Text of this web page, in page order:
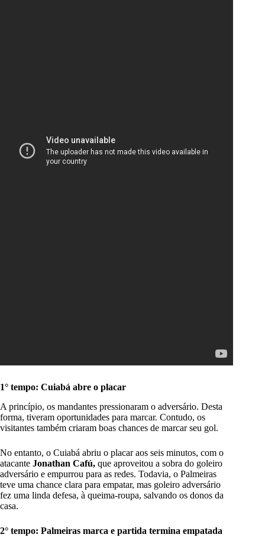
1° tempo: Cuiabá abre o placar
A princípio, os mandantes pressionaram o adversário. Desta
forma, tiveram oportunidades para marcar. Contudo, os
visitantes também criaram boas chances de marcar seu gol.
No entanto, o Cuiabá abriu o placar aos seis minutos, com o
atacante Jonathan Cafú, que aproveitou a sobra do goleiro
adversário e empurrou para as redes. Todavia, o Palmeiras
teve uma chance clara para empatar, mas goleiro adversário
fez uma linda defesa, à queima-roupa, salvando os donos da
casa.
2° tempo: Palmeiras marca e partida termina empatada